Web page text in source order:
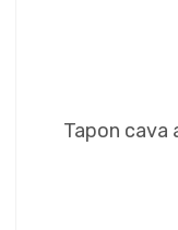
Tapon cava